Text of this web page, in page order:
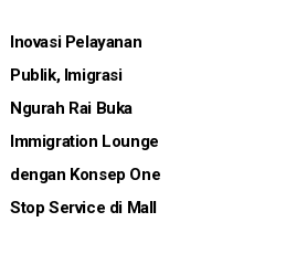
Inovasi Pelayanan
Publik, Imigrasi
Ngurah Rai Buka
Immigration Lounge
dengan Konsep One
Stop Service di Mall